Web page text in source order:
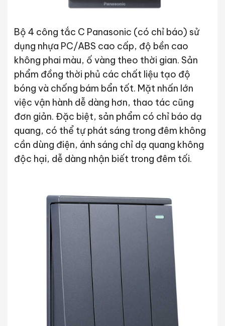
Bộ 4 công tắc C Panasonic (có chỉ báo) sử
dụng nhựa PC/ABS cao cấp, độ bền cao
không phai màu, ố vàng theo thời gian. Sản
phẩm đồng thời phủ các chất liệu tạo độ
bóng và chống bám bẩn tốt. Mặt nhấn lớn
việc vận hành dễ dàng hơn, thao tác cũng
đơn giản. Đặc biệt, sản phẩm có chỉ báo dạ
quang, có thể tự phát sáng trong đêm không
cần dùng điện, ánh sáng chỉ dạ quang không
độc hại, dễ dàng nhận biết trong đêm tối.